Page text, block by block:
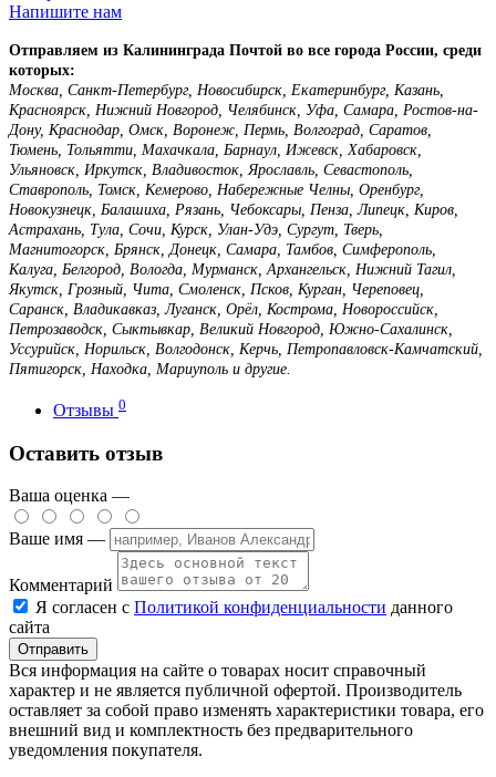
Напишите нам
Отправляем из Калининграда Почтой во все города России, среди
которых:
Москва, Санкт-Петербург, Новосибирск, Екатеринбург, Казань,
Красноярск, Нижний Новгород, Челябинск, Уфа, Самара, Ростов-на-
Дону, Краснодар, Омск, Воронеж, Пермь, Волгоград, Саратов,
Тюмень, Тольятти, Махачкала, Барнаул, Ижевск, Хабаровск,
Ульяновск, Иркутск, Владивосток, Ярославль, Севастополь,
Ставрополь, Томск, Кемерово, Набережные Челны, Оренбург,
Новокузнецк, Балашиха, Рязань, Чебоксары, Пенза, Липецк, Киров,
Астрахань, Тула, Сочи, Курск, Улан-Удэ, Сургут, Тверь,
Магнитогорск, Брянск, Донецк, Самара, Тамбов, Симферополь,
Калуга, Белгород, Вологда, Мурманск, Архангельск, Нижний Тагил,
Якутск, Грозный, Чита, Смоленск, Псков, Курган, Череповец,
Саранск, Владикавказ, Луганск, Орёл, Кострома, Новороссийск,
Петрозаводск, Сыктывкар, Великий Новгород, Южно-Сахалинск,
Уссурийск, Норильск, Волгодонск, Керчь, Петропавловск-Камчатский,
Пятигорск, Находка, Мариуполь и другие.
Отзывы 0
Оставить отзыв
Ваша оценка —
Ваше имя —
Комментарий
Я согласен с Политикой конфиденциальности данного
сайта
Вся информация на сайте о товарах носит справочный
характер и не является публичной офертой. Производитель
оставляет за собой право изменять характеристики товара, его
внешний вид и комплектность без предварительного
уведомления покупателя.